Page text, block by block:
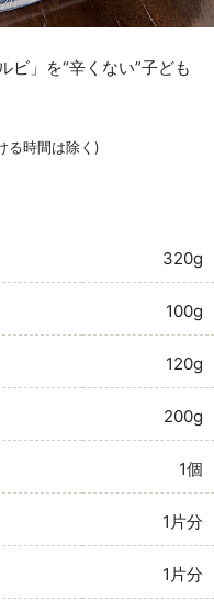
ビ」を“辛くない”子ども
る時間は除く)
320g
100g
120g
200g
1個
1片分
1片分